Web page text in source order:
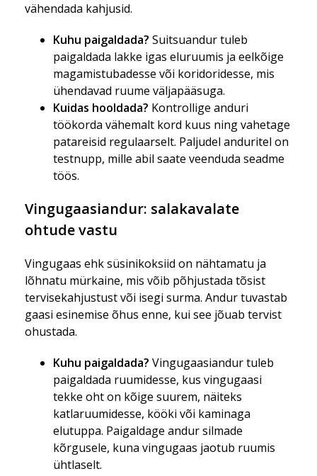
vähendada kahjusid.
Kuhu paigaldada? Suitsuandur tuleb
paigaldada lakke igas eluruumis ja eelkõige
magamistubadesse või koridoridesse, mis
ühendavad ruume väljapääsuga.
Kuidas hooldada? Kontrollige anduri
töökorda vähemalt kord kuus ning vahetage
patareisid regulaarselt. Paljudel anduritel on
testnupp, mille abil saate veenduda seadme
töös.
Vingugaasiandur: salakavalate
ohtude vastu
Vingugaas ehk süsinikoksiid on nähtamatu ja
lõhnatu mürkaine, mis võib põhjustada tõsist
tervisekahjustust või isegi surma. Andur tuvastab
gaasi esinemise õhus enne, kui see jõuab tervist
ohustada.
Kuhu paigaldada? Vingugaasiandur tuleb
paigaldada ruumidesse, kus vingugaasi
tekke oht on kõige suurem, näiteks
katlaruumidesse, kööki või kaminaga
elutuppa. Paigaldage andur silmade
kõrgusele, kuna vingugaas jaotub ruumis
ühtlaselt.